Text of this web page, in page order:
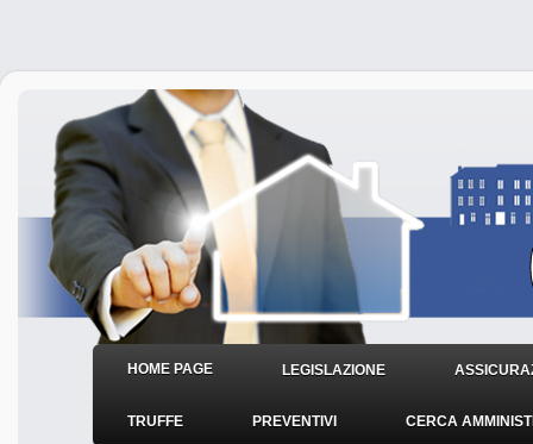
HOME PAGE LEGISLAZIONE
TRUFFE PREVENTIVI CERCA